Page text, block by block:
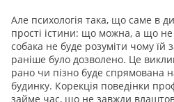
Але психологія така, що саме в
прості істини: що можна, а що
собака не буде розуміти чому
раніше було дозволено. Це
рано чи пізно буде спрямована
будинку. Корекція поведінки
займе час, що не завжди